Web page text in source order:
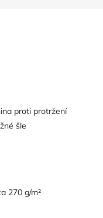
proti protržení
šle
270 g/m²